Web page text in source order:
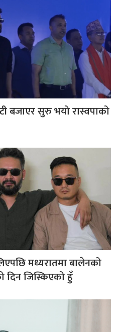
बजाएर सुरु भयो रास्वपाको
मध्यरातमा बालेनको
दिन जिस्किएको हुँ